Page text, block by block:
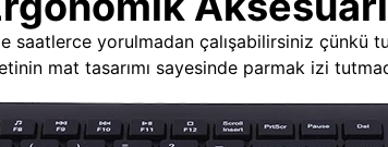
yorulmadan çalışabilirsiniz çünkü
mat tasarımı sayesinde parmak izi